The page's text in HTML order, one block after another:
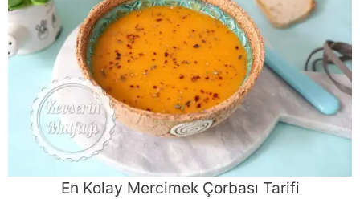
En Kolay Mercimek Çorbası Tarifi